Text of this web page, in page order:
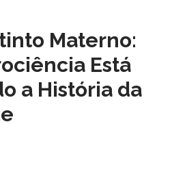
Materno:
Está
a História da